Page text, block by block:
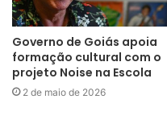
Governo de Goiás apoia
formação cultural com o
projeto Noise na Escola
2 de maio de 2026